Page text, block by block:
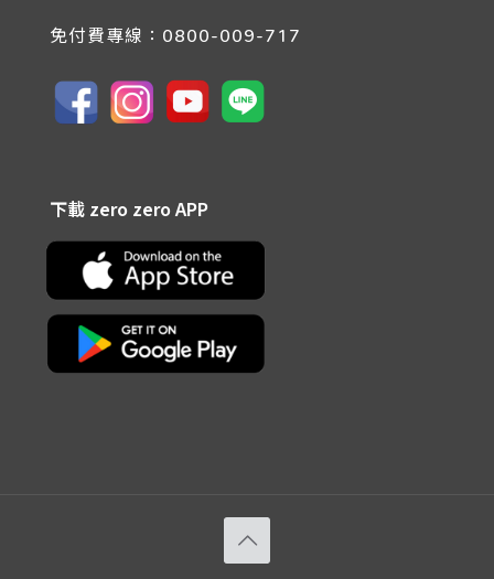
免付費專線： 0800-009-717
下載 zero zero APP